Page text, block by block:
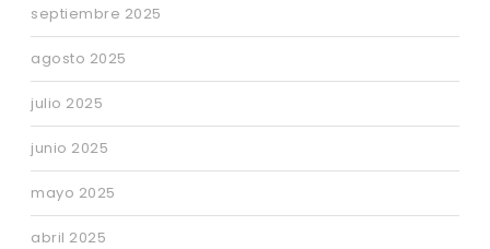
septiembre 2025
agosto 2025
julio 2025
junio 2025
mayo 2025
abril 2025